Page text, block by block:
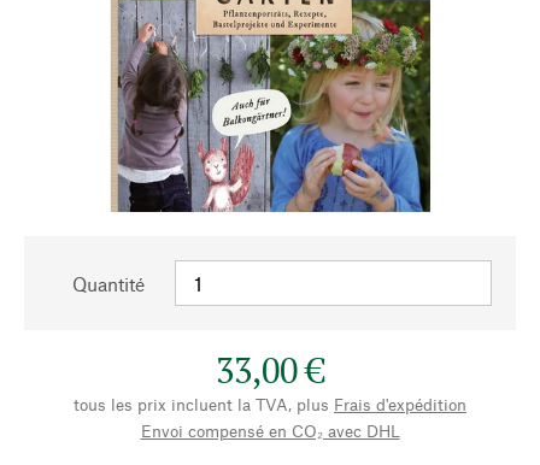
Quantité
33,00 €
tous les prix incluent la TVA, plus Frais d'expédition
Envoi compensé en CO₂ avec DHL